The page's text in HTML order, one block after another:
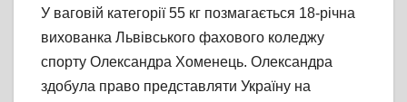
У ваговій категорії 55 кг позмагається 18-річна
вихованка Львівського фахового коледжу
спорту Олександра Хоменець. Олександра
здобула право представляти Україну на